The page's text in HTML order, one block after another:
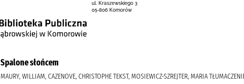
ul. Kraszewskiego 3
05-806 Komorów
Spalone słońcem
MAURY, WILLIAM, CAZENOVE, CHRISTOPHE TEKST, MOSIEWICZ-SZREJTER, MARIA